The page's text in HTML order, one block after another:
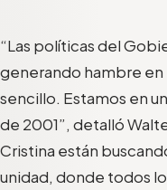
“Las políticas del
generando hambre
sencillo. Estamos en
de 2001”, detalló
Cristina están
unidad, donde todos